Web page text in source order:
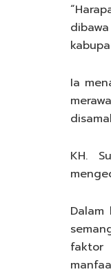
Ia
KH.
Dalam
faktor